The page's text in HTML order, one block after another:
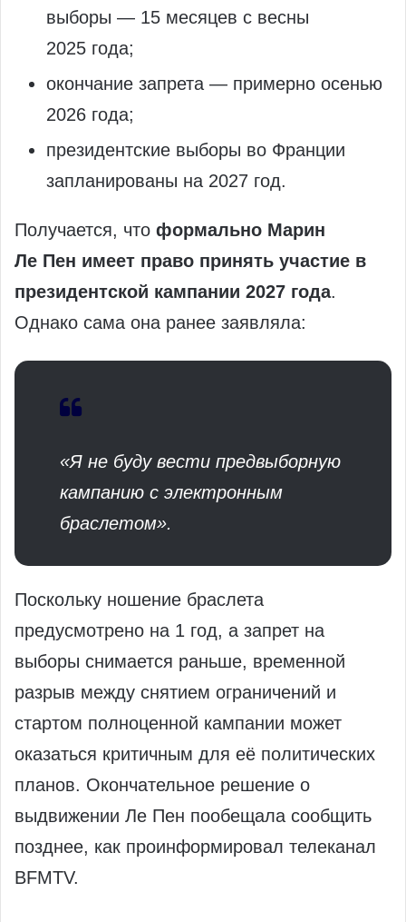
выборы — 15 месяцев с весны
2025 года;
окончание запрета — примерно осенью
2026 года;
президентские выборы во Франции
запланированы на 2027 год.
Получается, что формально Марин
Ле Пен имеет право принять участие в
президентской кампании 2027 года.
Однако сама она ранее заявляла:
«Я не буду вести предвыборную
кампанию с электронным
браслетом».
Поскольку ношение браслета
предусмотрено на 1 год, а запрет на
выборы снимается раньше, временной
разрыв между снятием ограничений и
стартом полноценной кампании может
оказаться критичным для её политических
планов. Окончательное решение о
выдвижении Ле Пен пообещала сообщить
позднее, как проинформировал телеканал
BFMTV.